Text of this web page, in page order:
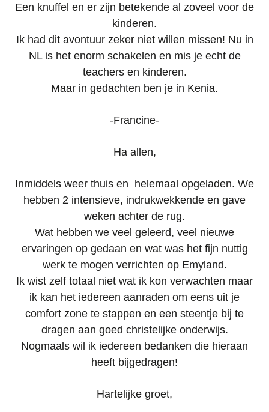
Een knuffel en er zijn betekende al zoveel voor de
kinderen.
Ik had dit avontuur zeker niet willen missen! Nu in
NL is het enorm schakelen en mis je echt de
teachers en kinderen.
Maar in gedachten ben je in Kenia.
-Francine-
Ha allen,
Inmiddels weer thuis en helemaal opgeladen. We
hebben 2 intensieve, indrukwekkende en gave
weken achter de rug.
Wat hebben we veel geleerd, veel nieuwe
ervaringen op gedaan en wat was het fijn nuttig
werk te mogen verrichten op Emyland.
Ik wist zelf totaal niet wat ik kon verwachten maar
ik kan het iedereen aanraden om eens uit je
comfort zone te stappen en een steentje bij te
dragen aan goed christelijke onderwijs.
Nogmaals wil ik iedereen bedanken die hieraan
heeft bijgedragen!
Hartelijke groet,